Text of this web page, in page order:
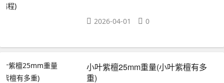
2026-04-01 0
小叶紫檀25mm重量(小叶紫檀有多
重)